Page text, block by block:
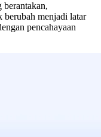
berantakan,
berubah menjadi latar
pencahayaan